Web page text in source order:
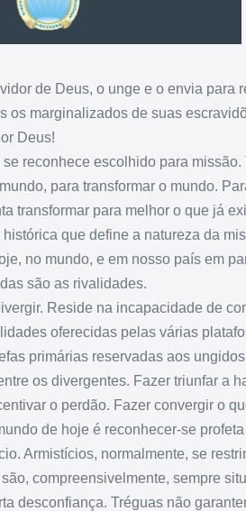
de Deus, o unge e o envia para
os marginalizados de suas
Deus!
reconhece escolhido para
para transformar o mundo.
transformar para melhor o que já
que define a natureza da
no mundo, e em nosso país em
são as rivalidades.
Reside na incapacidade de
oferecidas pelas várias
primárias reservadas aos
os divergentes. Fazer triunfar a
o perdão. Fazer convergir o
de hoje é reconhecer-se
Armistícios, normalmente, se
compreensivelmente, sempre
desconfiança. Tréguas não